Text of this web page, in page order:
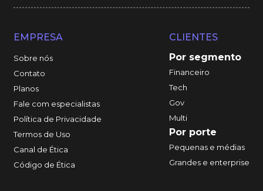
EMPRESA
Sobre nós
Contato
Planos
Fale com especialistas
Política de Privacidade
Termos de Uso
Canal de Ética
Código de Ética
CLIENTES
Por segmento
Financeiro
Tech
Gov
Multi
Por porte
Pequenas e médias
Grandes e enterprise